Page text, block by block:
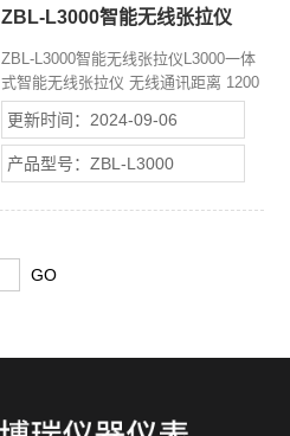
时保存数据。T梁张拉实验，砼结构的
工；验证张拉梁的张拉效果。
ZBL-L3000智能无线张拉仪
ZBL-L3000智能无线张拉仪L3000一体
式智能无线张拉仪 无线通讯距离 1200
米（空旷条件下） 油泵控制通道 1个
独立通道（输出380V/10A） 应用领
域：1.适用场合：桥梁梁板预应力钢绞
线张拉（包含箱梁、T梁、板梁、现浇
更新时间：2024-09-06
产品型号：ZBL-L3000